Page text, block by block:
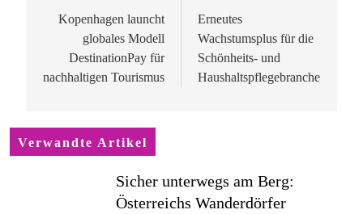
Kopenhagen launcht
globales Modell
DestinationPay für
nachhaltigen Tourismus
Erneutes
Wachstumsplus für die
Schönheits- und
Haushaltspflegebranche
Verwandte Artikel
Sicher unterwegs am Berg:
Österreichs Wanderdörfer